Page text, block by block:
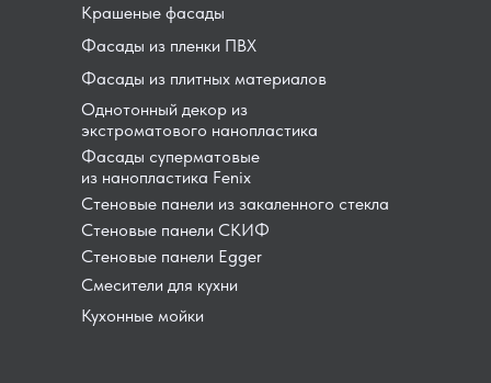
Стеновые панели из закаленного стекла
Крашеные фасады
Фасады из пленки ПВХ
Фасады из плитных материалов
Однотонный декор из
экстроматового нанопластика
Фасады суперматовые
из нанопластика Fenix
Стеновые панели СКИФ
Стеновые панели Egger
Кухонные мойки
Смесители для кухни